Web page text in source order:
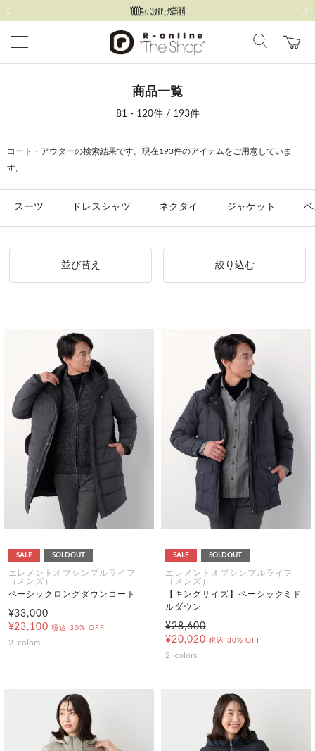
商品一覧
81 - 120件 / 193件
コート・アウターの検索結果です。現在193件のアイテムをご用意していま
す。
スーツ ドレスシャツ ネクタイ ジャケット
並び替え 絞り込む
SALE SOLDOUT
エレメントオブシンプルライフ
（メンズ）
ベーシックロングダウンコート
¥33,000
¥23,100 税込 30% OFF
2 colors
SALE SOLDOUT
エレメントオブシンプルライフ
（メンズ）
【キングサイズ】ベーシックミド
ルダウン
¥28,600
¥20,020 税込 30% OFF
2 colors